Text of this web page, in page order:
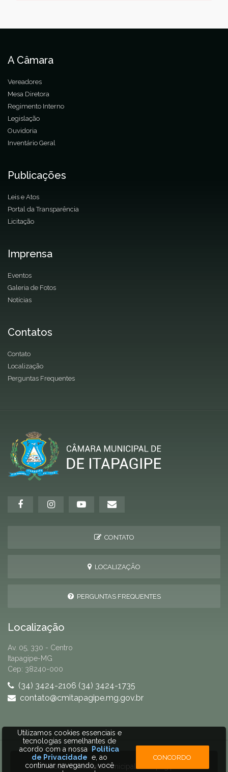
A Câmara
Vereadores
Mesa Diretora
Regimento Interno
Legislação
Ouvidoria
Inventário Geral
Publicações
Leis e Atos
Portal da Transparência
Licitação
Imprensa
Eventos
Galeria de Fotos
Notícias
Contatos
Contato
Localização
Perguntas Frequentes
CONTATO
LOCALIZAÇÃO
PERGUNTAS FREQUENTES
Localização
Av. 05, 330 - Centro
Itapagipe-MG
Cep: 38240-000
(34) 3424-2106 (34) 3424-1735
contato@cmitapagipe.mg.gov.br
2026 © Câmara Municipal de Itapagipe
Utilizamos cookies essenciais e
tecnologias semelhantes de
acordo com a nossa
Política
de Privacidade e, ao
continuar navegando, você
CONCORDO